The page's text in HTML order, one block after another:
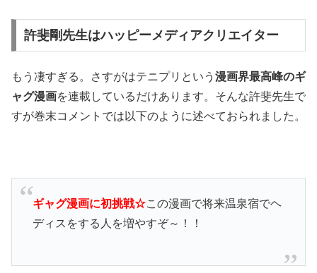
許斐剛先生はハッピーメディアクリエイター
もう凄すぎる。さすがはテニプリという 漫画界最高峰のギ
ャグ漫画を連載しているだけあります。そんな許斐先生で
すが巻末コメントでは以下のように述べておられました。
ギャグ漫画に初挑戦☆この漫画で将来温泉宿でヘ
ディスをする人を増やすぞ～！！